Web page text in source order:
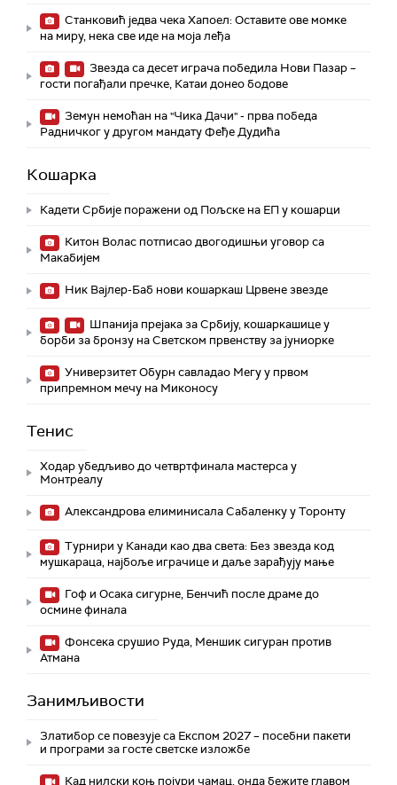
Станковић једва чека Хапоел: Оставите ове момке
на миру, нека све иде на моја леђа
Звезда са десет играча победила Нови Пазар –
гости погађали пречке, Катаи донео бодове
Земун немоћан на "Чика Дачи" - прва победа
Радничког у другом мандату Феђе Дудића
Кошарка
Кадети Србије поражени од Пољске на ЕП у кошарци
Китон Волас потписао двогодишњи уговор са
Макабијем
Ник Вајлер-Баб нови кошаркаш Црвене звезде
Шпанија прејакa за Србију, кошаркашице у
борби за бронзу на Светском првенству за јуниорке
Универзитет Обурн савладао Мегу у првом
припремном мечу на Миконосу
Тенис
Ходар убедљиво до четвртфинала мастерса у
Монтреалу
Александрова елиминисала Сабаленку у Торонту
Турнири у Канади као два света: Без звезда код
мушкараца, најбоље играчице и даље зарађују мање
Гоф и Осака сигурне, Бенчић после драме до
осмине финала
Фонсека срушио Руда, Меншик сигуран против
Атмана
Занимљивости
Златибор се повезује са Експом 2027 – посебни пакети
и програми за госте светске изложбе
Кад нилски коњ појури чамац, онда бежите главом